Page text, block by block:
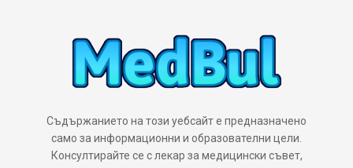
Съдържанието на този уебсайт е предназначено
само за информационни и образователни цели.
Консултирайте се с лекар за медицински съвет,